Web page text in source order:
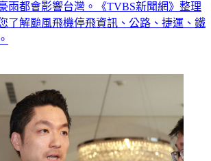
雨都會影響台灣。《TVBS新聞網》整理
了解颱風飛機停飛資訊、公路、捷運、鐵